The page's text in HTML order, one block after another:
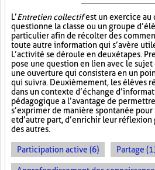
L’Entretien collectifest un exercice au
questionne la classe ou un groupe
particulier afin de récolter des
toute autre information qui s’avère
L’activité se déroule en deux étapes.
pose une question en lien avec le
une ouverture qui consistera en un
qui suivra. Deuxièmement, les élèves
dans un contexte d’échange
pédagogique a l’avantage de
s’exprimer de manière spontanée
et d’autre part, d’enrichir leur
des autres.
Participation active (6) Partage